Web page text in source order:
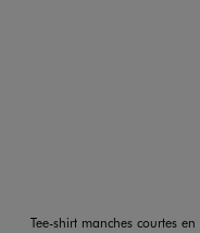
Tee-shirt manches courtes en maille tricotée